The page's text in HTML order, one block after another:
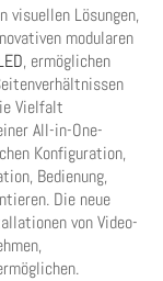
visuellen Lösungen,
modularen
, ermöglichen
Vielfalt
All-in-One-
Konfiguration,
Bedienung,
Die neue
von Video-